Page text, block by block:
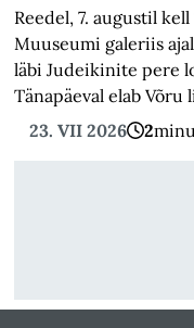
Reedel, 7. augustil kell
Muuseumi galeriis
läbi Judeikinite pere
Tänapäeval elab Võru
23. VII 2026
2